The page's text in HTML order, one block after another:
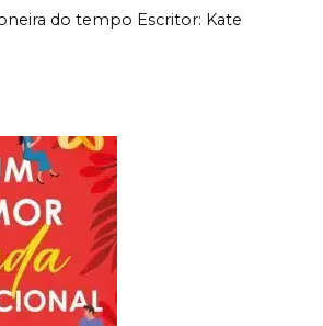
do tempo Еscritor: Kate